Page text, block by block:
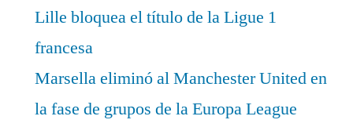
Lille bloquea el título de la Ligue 1
francesa
Marsella eliminó al Manchester United en
la fase de grupos de la Europa League